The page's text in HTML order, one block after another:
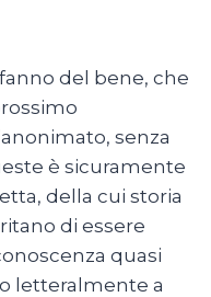
del bene, che
senza
è sicuramente
della cui storia
di essere
quasi
letteralmente a